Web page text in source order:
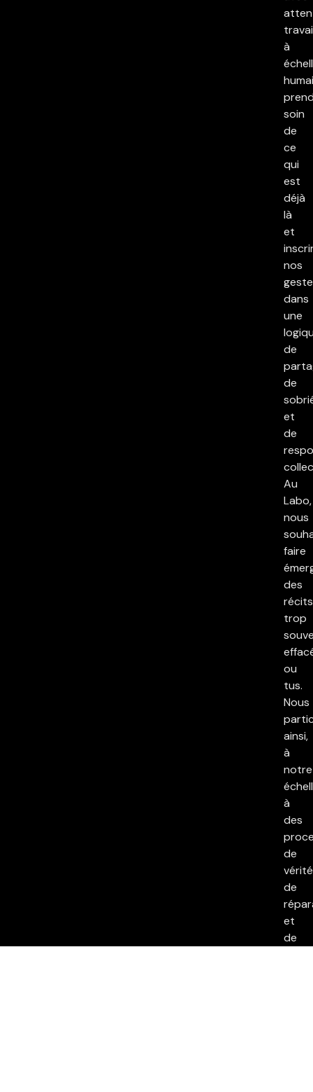
à
soin
de
ce
qui
est
déjà
là
et
nos
dans
une
de
de
et
de
Au
Labo,
nous
faire
des
récits
trop
ou
tus.
Nous
ainsi,
à
notre
à
des
de
de
et
de